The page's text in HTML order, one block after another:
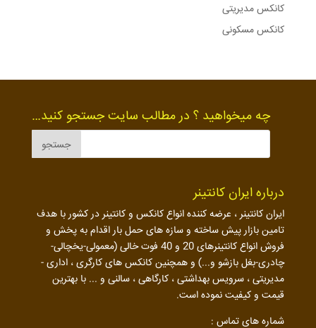
کانکس مدیریتی
کانکس مسکونی
چه میخواهید ؟ در مطالب سایت جستجو کنید…
درباره ایران کانتینر
ایران کانتینر ، عرضه کننده انواع کانکس و کانتینر در کشور با هدف
تامین بازار پیش ساخته و سازه های حمل بار اقدام به پخش و
فروش انواع کانتینرهای 20 و 40 فوت خالی (معمولی-یخچالی-
چادری-بغل بازشو و...) و همچنین کانکس های کارگری ، اداری -
مدیریتی ، سرویس بهداشتی ، کارگاهی ، سالنی و ... با بهترین
قیمت و کیفیت نموده است.
شماره های تماس :